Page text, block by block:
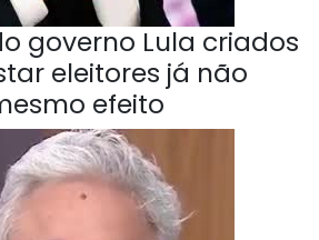
governo Lula criados
eleitores já não
efeito